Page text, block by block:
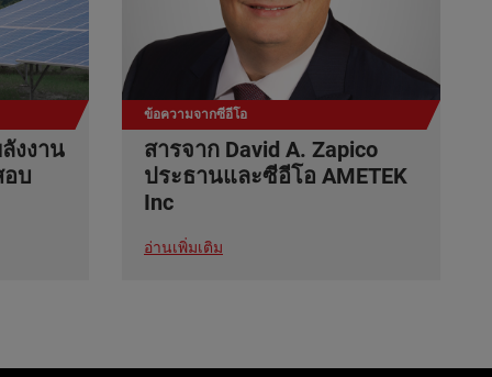
งงาน
บ
ข้อความจากซีอีโอ
สารจาก David A. Zapico
ประธานและซีอีโอ AMETEK
Inc
อ่านเพิ่มเติม